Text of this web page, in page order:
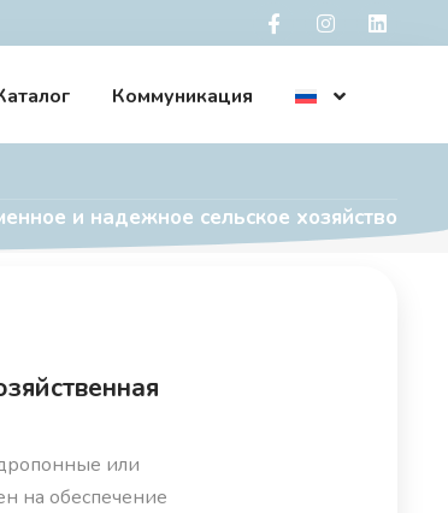
Коммуникация
и надежное сельское хозяйство
или
на обеспечение